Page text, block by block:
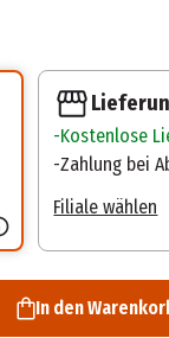
Kostenlose
Zahlung bei
Filiale wählen
In den